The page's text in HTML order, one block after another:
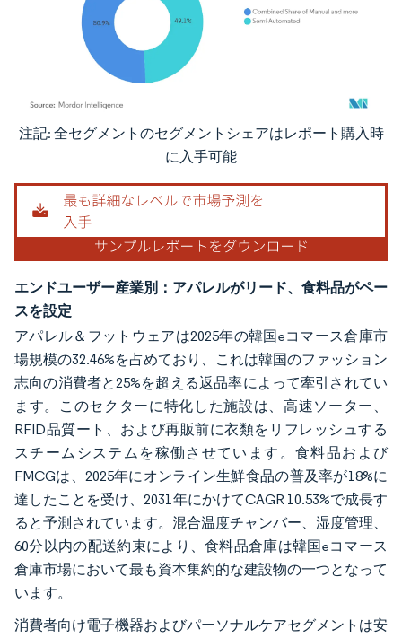
画像 © Mordor Intelligence。再利用にはCC BY 4.0の表示が必要です。
注記: 全セグメントのセグメントシェアはレポート購入時
に入手可能
エンドユーザー産業別：アパレルがリード、食料品がペー
スを設定
アパレル＆フットウェアは2025年の韓国eコマース倉庫市
場規模の32.46%を占めており、これは韓国のファッション
志向の消費者と25%を超える返品率によって牽引されてい
ます。このセクターに特化した施設は、高速ソーター、
RFID品質ート、および再販前に衣類をリフレッシュする
スチームシステムを稼働させています。食料品および
FMCGは、2025年にオンライン生鮮食品の普及率が18%に
達したことを受け、2031年にかけてCAGR 10.53%で成長す
ると予測されています。混合温度チャンバー、湿度管理、
60分以内の配送約束により、食料品倉庫は韓国eコマース
倉庫市場において最も資本集約的な建設物の一つとなって
います。
消費者向け電子機器およびパーソナルケアセグメントは安